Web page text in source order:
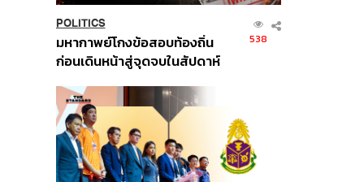
POLITICS
มหากาพย์โกงข้อสอบท้องถิ่น
ก่อนเดินหน้าสู่จุดจบในสัปดาห์
538